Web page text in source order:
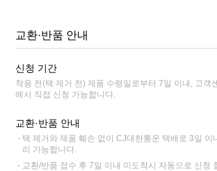
교환·반품 안내
신청 기간
착용 전(택 제거 전) 제품 수령일로부터 7일 이내, 고객
에서 직접 신청 가능합니다.
교환·반품 안내
택 제거와 제품 훼손 없이 CJ대한통운 택배로 3일 이
리 가능합니다.
교환/반품 접수 후 7일 이내 미도착시 자동으로 신청